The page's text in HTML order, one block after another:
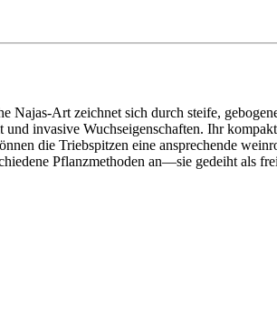
Najas-Art zeichnet sich durch steife,
invasive Wuchseigenschaften. Ihr
die Triebspitzen eine ansprechende
Pflanzmethoden an—sie gedeiht als